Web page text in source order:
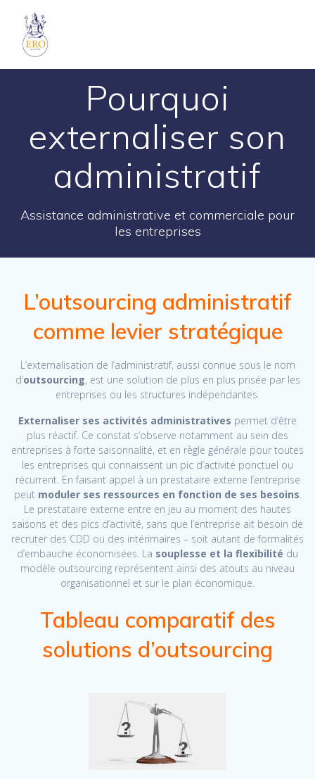
Pourquoi
externaliser son
administratif
Assistance administrative et commerciale pour
les entreprises
L’outsourcing administratif
comme levier stratégique
L’externalisation de l’administratif, aussi connue sous le nom
d’outsourcing, est une solution de plus en plus prisée par les
entreprises ou les structures indépendantes.
Externaliser ses activités administratives permet d’être
plus réactif. Ce constat s’observe notamment au sein des
entreprises à forte saisonnalité, et en règle générale pour toutes
les entreprises qui connaissent un pic d’activité ponctuel ou
récurrent. En faisant appel à un prestataire externe l’entreprise
peut moduler ses ressources en fonction de ses besoins.
Le prestataire externe entre en jeu au moment des hautes
saisons et des pics d’activité, sans que l’entreprise ait besoin de
recruter des CDD ou des intérimaires – soit autant de formalités
d’embauche économisées. La souplesse et la flexibilité du
modèle outsourcing représentent ainsi des atouts au niveau
organisationnel et sur le plan économique.
Tableau comparatif des
solutions d’outsourcing